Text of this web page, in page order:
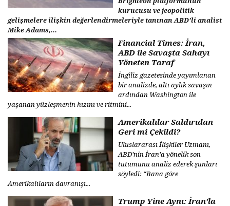
kurucusu ve jeopolitik
gelişmelere ilişkin değerlendirmeleriyle tanınan ABD’li analist
Mike Adams,...
Financial Times: İran,
ABD ile Savaşta Sahayı
Yöneten Taraf
İngiliz gazetesinde yayımlanan
bir analizde, altı aylık savaşın
ardından Washington ile
yaşanan yüzleşmenin hızını ve ritmini...
Amerikalılar Saldırıdan
Geri mi Çekildi?
Uluslararası İlişkiler Uzmanı,
ABD’nin İran’a yönelik son
tutumunu analiz ederek şunları
söyledi: “Bana göre
Amerikalıların davranışı...
Trump Yine Aynı: İran’la